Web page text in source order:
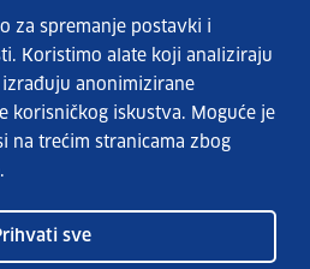
za spremanje postavki i
Koristimo alate koji analiziraju
anonimizirane
korisničkog iskustva. Moguće je
na trećim stranicama zbog
sve